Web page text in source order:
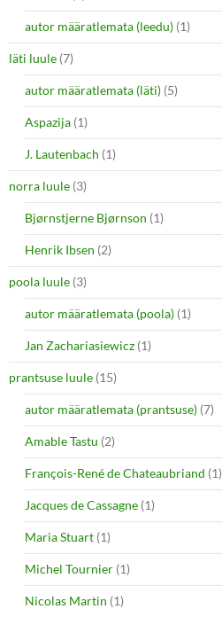
autor määratlemata (leedu) (1)
läti luule (7)
autor määratlemata (läti) (5)
Aspazija (1)
J. Lautenbach (1)
norra luule (3)
Bjørnstjerne Bjørnson (1)
Henrik Ibsen (2)
poola luule (3)
autor määratlemata (poola) (1)
Jan Zachariasiewicz (1)
prantsuse luule (15)
autor määratlemata (prantsuse) (7)
Amable Tastu (2)
François-René de Chateaubriand (1)
Jacques de Cassagne (1)
Maria Stuart (1)
Michel Tournier (1)
Nicolas Martin (1)